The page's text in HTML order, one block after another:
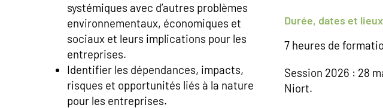
systémiques avec d’autres problèmes
environnementaux, économiques et
sociaux et leurs implications pour les
entreprises.
Identifier les dépendances, impacts,
risques et opportunités liés à la nature
pour les entreprises.
Durée, dates et
7 heures de
Session 2026 : 28
Niort.